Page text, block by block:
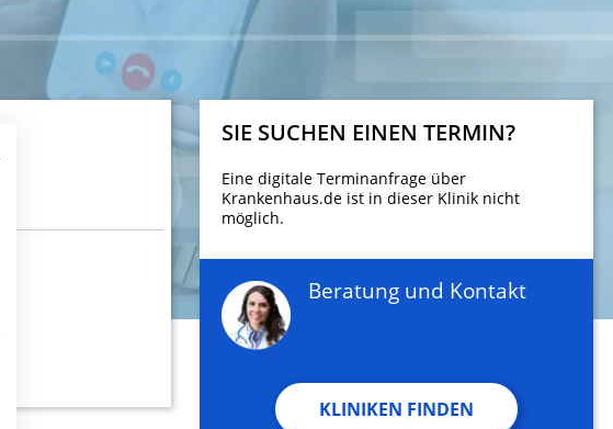
SIE SUCHEN EINEN TERMIN?
Eine digitale Terminanfrage über
Krankenhaus.de ist in dieser Klinik nicht
möglich.
Beratung und Kontakt
KLINIKEN FINDEN